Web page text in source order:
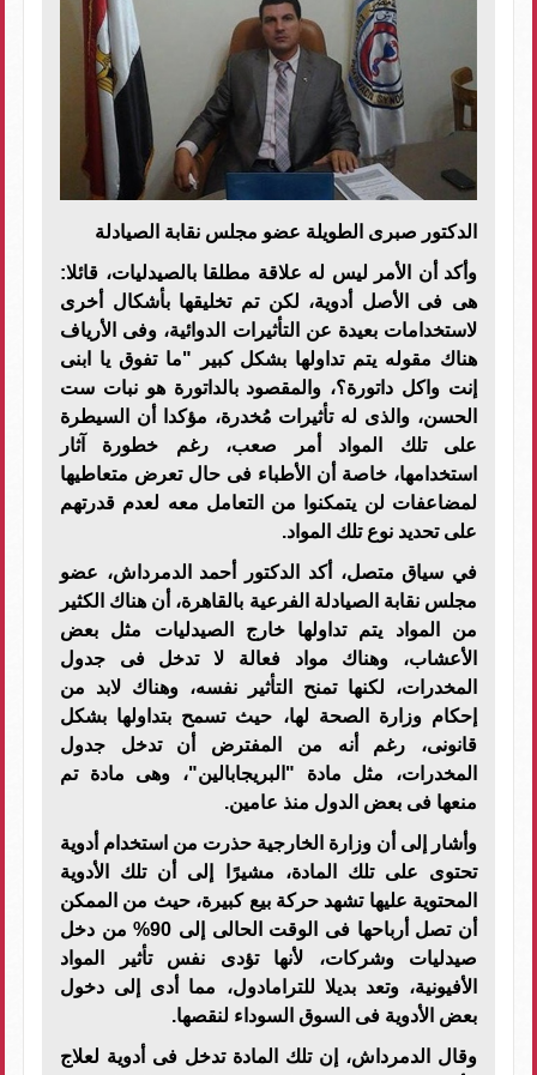
الدكتور صبرى الطويلة عضو مجلس نقابة الصيادلة
وأكد أن الأمر ليس له علاقة مطلقا بالصيدليات، قائلا:
هى فى الأصل أدوية، لكن تم تخليقها بأشكال أخرى
لاستخدامات بعيدة عن التأثيرات الدوائية، وفى الأرياف
هناك مقوله يتم تداولها بشكل كبير "ما تفوق يا ابنى
إنت واكل داتورة؟، والمقصود بالداتورة هو نبات ست
الحسن، والذى له تأثيرات مُخدرة، مؤكدا أن السيطرة
على تلك المواد أمر صعب، رغم خطورة آثار
استخدامها، خاصة أن الأطباء فى حال تعرض متعاطيها
لمضاعفات لن يتمكنوا من التعامل معه لعدم قدرتهم
على تحديد نوع تلك المواد.
في سياق متصل، أكد الدكتور أحمد الدمرداش، عضو
مجلس نقابة الصيادلة الفرعية بالقاهرة، أن هناك الكثير
من المواد يتم تداولها خارج الصيدليات مثل بعض
الأعشاب، وهناك مواد فعالة لا تدخل فى جدول
المخدرات، لكنها تمنح التأثير نفسه، وهناك لابد من
إحكام وزارة الصحة لها، حيث تسمح بتداولها بشكل
قانونى، رغم أنه من المفترض أن تدخل جدول
المخدرات، مثل مادة "البريجابالين"، وهى مادة تم
منعها فى بعض الدول منذ عامين.
وأشار إلى أن وزارة الخارجية حذرت من استخدام أدوية
تحتوى على تلك المادة، مشيرًا إلى أن تلك الأدوية
المحتوية عليها تشهد حركة بيع كبيرة، حيث من الممكن
أن تصل أرباحها فى الوقت الحالى إلى 90% من دخل
صيدليات وشركات، لأنها تؤدى نفس تأثير المواد
الأفيونية، وتعد بديلا للترامادول، مما أدى إلى دخول
بعض الأدوية فى السوق السوداء لنقصها.
وقال الدمرداش، إن تلك المادة تدخل فى أدوية لعلاج